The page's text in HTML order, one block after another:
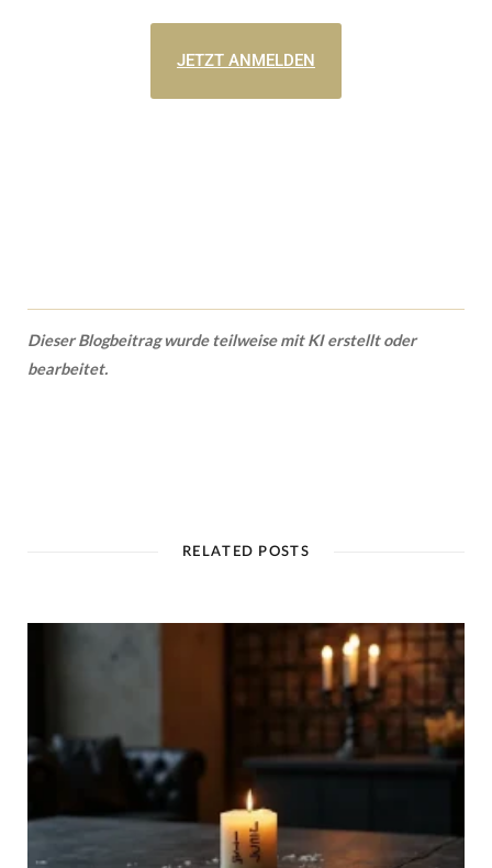
JETZT ANMELDEN
Dieser Blogbeitrag wurde teilweise mit KI erstellt oder
bearbeitet.
RELATED POSTS